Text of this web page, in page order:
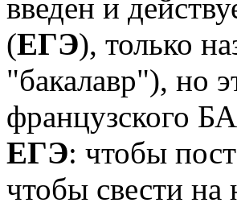
введен и
(ЕГЭ), только
"бакалавр"), но
французского
ЕГЭ: чтобы
чтобы свести на